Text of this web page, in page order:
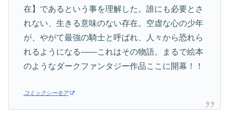
在】であるという事を理解した。誰にも必要とさ
れない、生きる意味のない存在。空虚な心の少年
が、やがて最強の騎士と呼ばれ、人々から恐れら
れるようになる――これはその物語。まるで絵本
のようなダークファンタジー作品ここに開幕！！
コミックシーモア